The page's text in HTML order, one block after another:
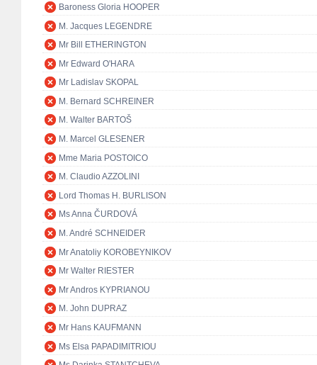
Baroness Gloria HOOPER
M. Jacques LEGENDRE
Mr Bill ETHERINGTON
Mr Edward O'HARA
Mr Ladislav SKOPAL
M. Bernard SCHREINER
M. Walter BARTOŠ
M. Marcel GLESENER
Mme Maria POSTOICO
M. Claudio AZZOLINI
Lord Thomas H. BURLISON
Ms Anna ČURDOVÁ
M. André SCHNEIDER
Mr Anatoliy KOROBEYNIKOV
Mr Walter RIESTER
Mr Andros KYPRIANOU
M. John DUPRAZ
Mr Hans KAUFMANN
Ms Elsa PAPADIMITRIOU